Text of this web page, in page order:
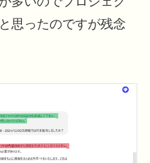
思ったのですが残念